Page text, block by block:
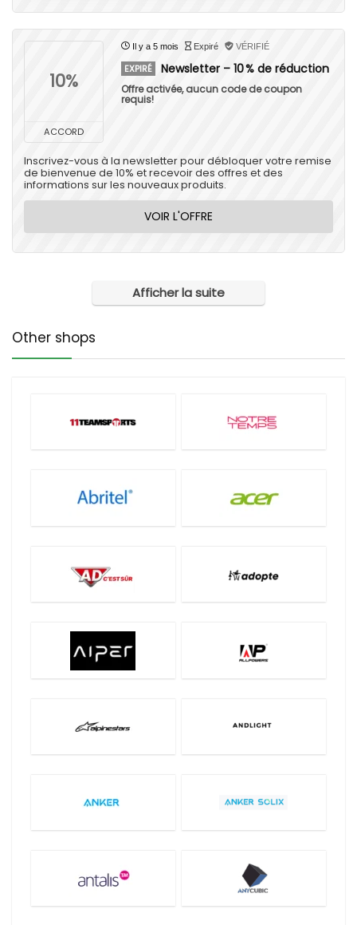
10%
ACCORD
Il y a 5 mois Expiré VÉRIFIÉ
EXPIRÉ Newsletter – 10 % de réduction
Offre activée, aucun code de coupon
requis!
Inscrivez-vous à la newsletter pour débloquer votre remise
de bienvenue de 10% et recevoir des offres et des
informations sur les nouveaux produits.
VOIR L'OFFRE
Afficher la suite
Other shops